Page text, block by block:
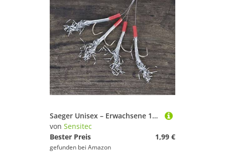
Saeger Unisex – Erwachsene 10C4039507138882C10 AQUANTIC Makrelen-Vorfach 2 Meeresvorfach Gr. 2/0 (5311 010), Bunt, Normal
von Sensitec
Bester Preis
1,99 €
gefunden bei Amazon